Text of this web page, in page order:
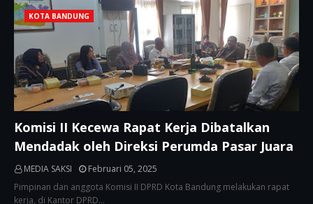
KOTA BANDUNG
Komisi II Kecewa Rapat Kerja Dibatalkan
Mendadak oleh Direksi Perumda Pasar Juara
MEDIA SAKSI
Februari 05, 2025
Pimpinan dan anggota Komisi II DPRD Kota Bandung melakukan rapat
kerja, di Kantor DPRD…